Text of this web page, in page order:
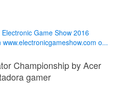
Game Show 2016
o...
Championship by Acer
gamer